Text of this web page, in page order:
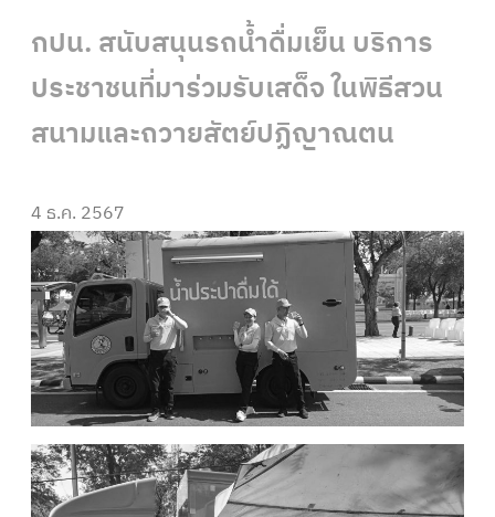
กปน. สนับสนุนรถน้ำดื่มเย็น บริการ
ประชาชนที่มาร่วมรับเสด็จ ในพิธีสวน
สนามและถวายสัตย์ปฏิญาณตน
4 ธ.ค. 2567